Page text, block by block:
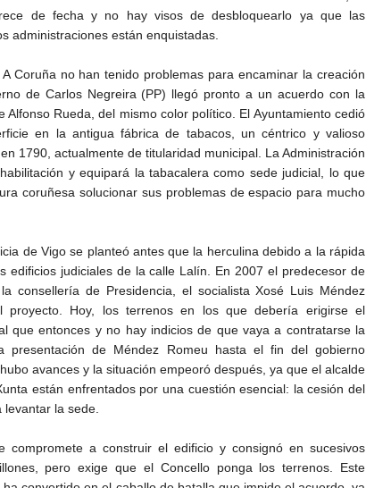
de fecha y no hay visos de desbloquearlo ya que las
administraciones están enquistadas.
Coruña no han tenido problemas para encaminar la creación
de Carlos Negreira (PP) llegó pronto a un acuerdo con la
Alfonso Rueda, del mismo color político. El Ayuntamiento cedió
en la antigua fábrica de tabacos, un céntrico y valioso
1790, actualmente de titularidad municipal. La Administración
y equipará la tabacalera como sede judicial, lo que
coruñesa solucionar sus problemas de espacio para mucho
de Vigo se planteó antes que la herculina debido a la rápida
edificios judiciales de la calle Lalín. En 2007 el predecesor de
consellería de Presidencia, el socialista Xosé Luis Méndez
proyecto. Hoy, los terrenos en los que debería erigirse el
que entonces y no hay indicios de que vaya a contratarse la
presentación de Méndez Romeu hasta el fin del gobierno
avances y la situación empeoró después, ya que el alcalde
están enfrentados por una cuestión esencial: la cesión del
la sede.
compromete a construir el edificio y consignó en sucesivos
pero exige que el Concello ponga los terrenos. Este